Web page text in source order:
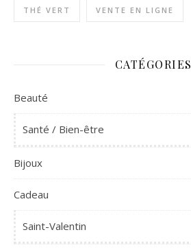
THÉ VERT VENTE EN LIGNE
CATÉGORIES
Beauté
Santé / Bien-être
Bijoux
Cadeau
Saint-Valentin